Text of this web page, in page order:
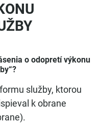
o odopretí výkonu
služby, ktorou
k obrane